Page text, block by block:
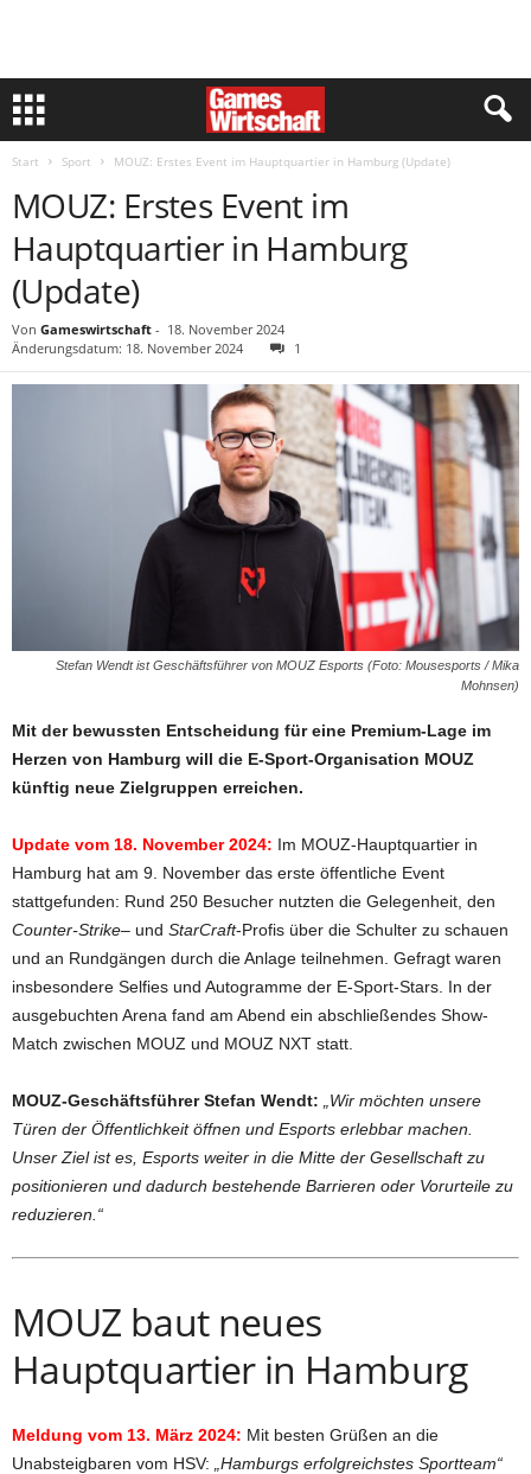
Start Sport MOUZ: Erstes Event im Hauptquartier in Hamburg (Update)
MOUZ: Erstes Event im
Hauptquartier in Hamburg
(Update)
Von Gameswirtschaft - 18. November 2024
Änderungsdatum: 18. November 2024
1
Stefan Wendt ist Geschäftsführer von MOUZ Esports (Foto: Mousesports / Mika
Mohnsen)
Mit der bewussten Entscheidung für eine Premium-Lage im
Herzen von Hamburg will die E-Sport-Organisation MOUZ
künftig neue Zielgruppen erreichen.
Update vom 18. November 2024: Im MOUZ-Hauptquartier in
Hamburg hat am 9. November das erste öffentliche Event
stattgefunden: Rund 250 Besucher nutzten die Gelegenheit, den
Counter-Strike– und StarCraft-Profis über die Schulter zu schauen
und an Rundgängen durch die Anlage teilnehmen. Gefragt waren
insbesondere Selfies und Autogramme der E-Sport-Stars. In der
ausgebuchten Arena fand am Abend ein abschließendes Show-
Match zwischen MOUZ und MOUZ NXT statt.
MOUZ-Geschäftsführer Stefan Wendt:
„Wir möchten unsere
Türen der Öffentlichkeit öffnen und Esports erlebbar machen.
Unser Ziel ist es, Esports weiter in die Mitte der Gesellschaft zu
positionieren und dadurch bestehende Barrieren oder Vorurteile zu
reduzieren.“
MOUZ baut neues
Hauptquartier in Hamburg
Meldung vom 13. März 2024: Mit besten Grüßen an die
Unabsteigbaren vom HSV: „Hamburgs erfolgreichstes Sportteam“